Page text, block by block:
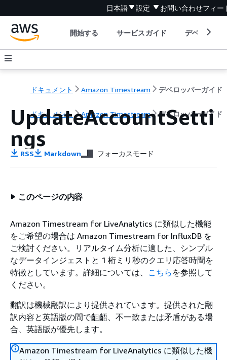
日本語 設定 お問い合わせフィー
開始する サービスガイド デベロッパ
ドキュメント Amazon Timestream デベロッパーガイド
ドキュメント Amazon Timestream デベロッパーガイド
UpdateAccountSetti
ngs
RSS Markdown フォーカスモード
このページの内容
Amazon Timestream for LiveAnalytics に類似した機能
をご希望の場合は Amazon Timestream for InfluxDB を
ご検討ください。リアルタイム分析に適した、シンプル
なデータインジェストと 1 桁ミリ秒のクエリ応答時間を
特徴としています。詳細については、 こちら を参照して
ください。
翻訳は機械翻訳により提供されています。提供された翻
訳内容と英語版の間で齟齬、不一致または矛盾がある場
合、英語版が優先します。
Amazon Timestream for LiveAnalytics に類似した機